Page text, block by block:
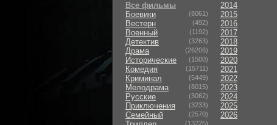
Все фильмы
Боевики
(8061)
Вестерн (492)
Военный (1192)
Детектив (3263)
Драма (26206)
Исторические (1500)
Комедия (15711)
Криминал (5449)
Мелодрама (8015)
Русские (3062)
Приключения (3233)
Семейный (2570)
(13225)
2014
2015
2016
2017
2018
2019
2020
2021
2022
2023
2024
2025
2026